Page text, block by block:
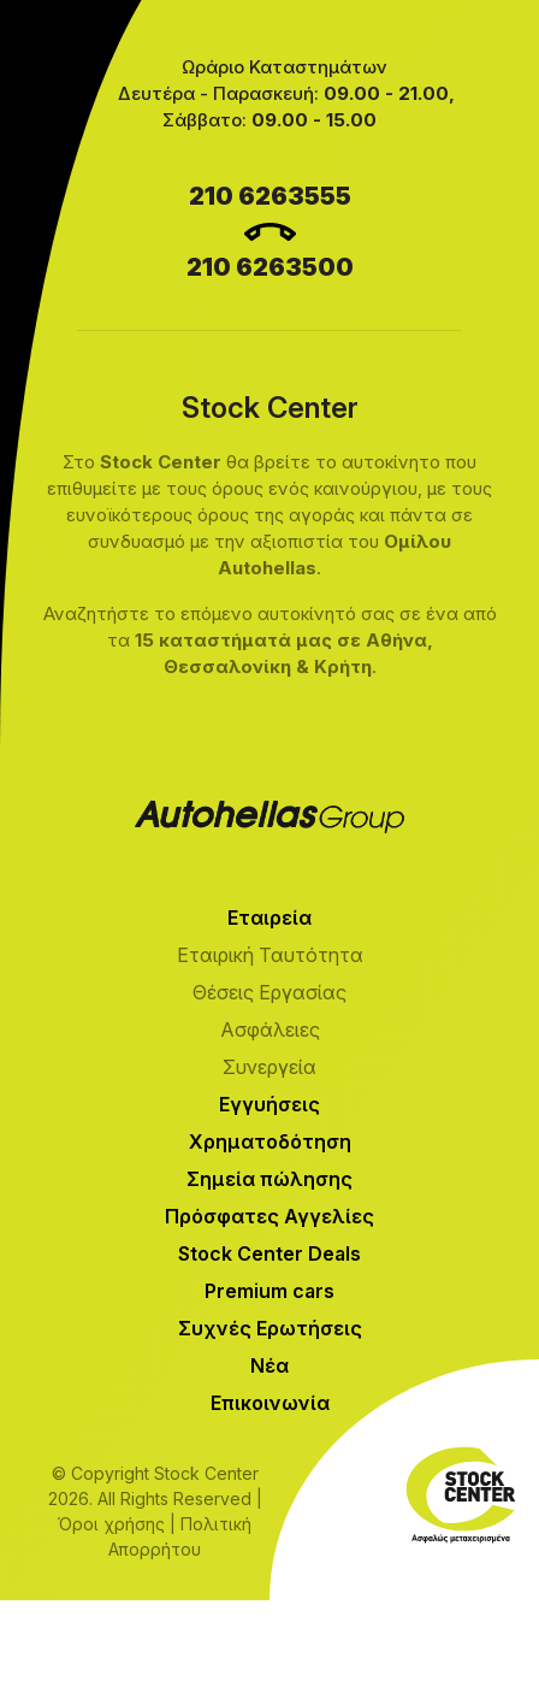
Ωράριο Καταστημάτων
Δευτέρα - Παρασκευή: 09.00 - 21.00,
Σάββατο: 09.00 - 15.00
210 6263555
210 6263500
Stock Center
Στο Stock Center θα βρείτε το αυτοκίνητο που
επιθυμείτε με τους όρους ενός καινούργιου, με τους
ευνοϊκότερους όρους της αγοράς και πάντα σε
συνδυασμό με την αξιοπιστία του Ομίλου
Autohellas.
Αναζητήστε το επόμενο αυτοκίνητό σας σε ένα από
τα 15 καταστήματά μας σε Αθήνα,
Θεσσαλονίκη & Κρήτη.
Εταιρεία
Εταιρική Ταυτότητα
Θέσεις Εργασίας
Ασφάλειες
Συνεργεία
Εγγυήσεις
Χρηματοδότηση
Σημεία πώλησης
Πρόσφατες Αγγελίες
Stock Center Deals
Premium cars
Συχνές Ερωτήσεις
Νέα
Επικοινωνία
© Copyright Stock Center
2026. All Rights Reserved |
Όροι χρήσης |Πολιτική
Απορρήτου